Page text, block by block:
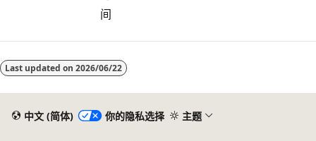
间
模
式
Last updated on 2026/06/22
中文 (简体) 你的隐私选择 主题